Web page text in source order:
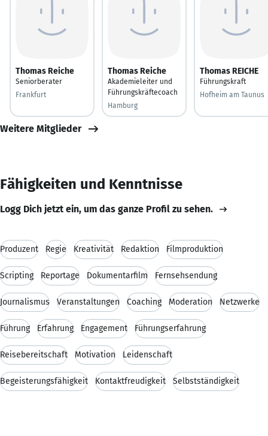
Thomas Reiche
Seniorberater
Frankfurt
Thomas Reiche
Akademieleiter und
Führungskräftecoach
Hamburg
Thomas REICHE
Führungskraft
Hofheim am Taunus
Weitere Mitglieder
Fähigkeiten und Kenntnisse
Logg Dich jetzt ein, um das ganze Profil zu sehen.
Produzent Regie Kreativität Redaktion Filmproduktion
Scripting Reportage Dokumentarfilm Fernsehsendung
Journalismus Veranstaltungen Coaching Moderation Netzwerke
Führung Erfahrung Engagement Führungserfahrung
Reisebereitschaft Motivation Leidenschaft
Begeisterungsfähigkeit Kontaktfreudigkeit Selbstständigkeit